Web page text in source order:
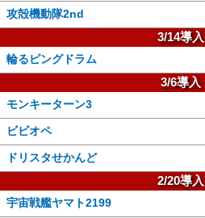
攻殻機動隊2nd
3/14導入
輪るピングドラム
3/6導入
モンキーターン3
ビビオペ
ドリスタせかんど
2/20導入
宇宙戦艦ヤマト2199